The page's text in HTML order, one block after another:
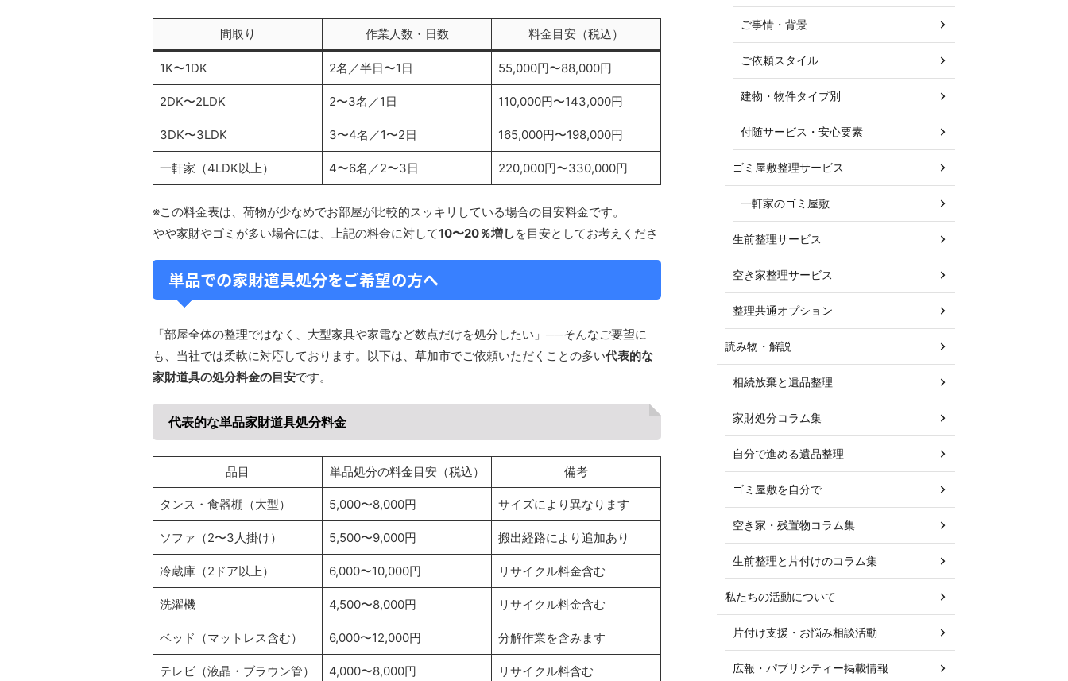
間取り 作業人数・日数 料金目安（税込）
1K〜1DK 2名／半日〜1日 55,000円〜88,000円
2DK〜2LDK 2〜3名／1日 110,000円〜143,000円
3DK〜3LDK 3〜4名／1〜2日 165,000円〜198,000円
一軒家（4LDK以上） 4〜6名／2〜3日 220,000円〜330,000円
※この料金表は、荷物が少なめでお部屋が比較的スッキリしている場合の目安料金です。
やや家財やゴミが多い場合には、上記の料金に対して10〜20％増しを目安としてお考えくださ
単品での家財道具処分をご希望の方へ
「部屋全体の整理ではなく、大型家具や家電など数点だけを処分したい」──そんなご要望に
も、当社では柔軟に対応しております。以下は、草加市でご依頼いただくことの多い代表的な
家財道具の処分料金の目安です。
代表的な単品家財道具処分料金
品目 単品処分の料金目安（税込） 備考
タンス・食器棚（大型） 5,000〜8,000円 サイズにより異なります
ソファ（2〜3人掛け） 5,500〜9,000円 搬出経路により追加あり
冷蔵庫（2ドア以上） 6,000〜10,000円 リサイクル料金含む
洗濯機 4,500〜8,000円 リサイクル料金含む
ベッド（マットレス含む） 6,000〜12,000円 分解作業を含みます
テレビ（液晶・ブラウン管） 4,000〜8,000円 リサイクル料含む
ご事情・背景
ご依頼スタイル
建物・物件タイプ別
付随サービス・安心要素
ゴミ屋敷整理サービス
一軒家のゴミ屋敷
生前整理サービス
空き家整理サービス
整理共通オプション
読み物・解説
相続放棄と遺品整理
家財処分コラム集
自分で進める遺品整理
ゴミ屋敷を自分で
空き家・残置物コラム集
生前整理と片付けのコラム集
私たちの活動について
片付け支援・お悩み相談活動
広報・パブリシティー掲載情報